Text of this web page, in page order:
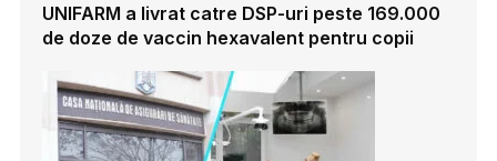
UNIFARM a livrat catre DSP-uri peste 169.000
de doze de vaccin hexavalent pentru copii